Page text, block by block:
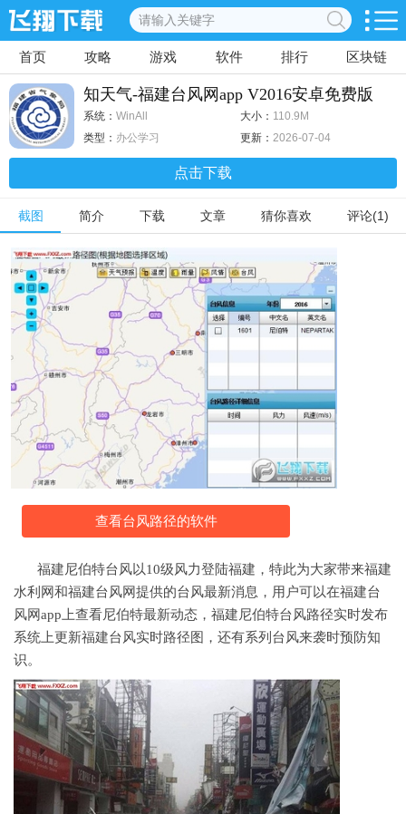
首页 攻略 游戏 软件 排行 区块链
知天气-福建台风网app V2016安卓免费版
系统： WinAll 大小： 110.9M
类型： 办公学习 更新： 2026-07-04
点击下载
截图 简介 下载 文章 猜你喜欢 评论(1)
查看台风路径的软件
福建尼伯特台风以10级风力登陆福建，特此为大家带来福建
水利网和福建台风网提供的台风最新消息，用户可以在福建台
风网app上查看尼伯特最新动态，福建尼伯特台风路径实时发布
系统上更新福建台风实时路径图，还有系列台风来袭时预防知
识。